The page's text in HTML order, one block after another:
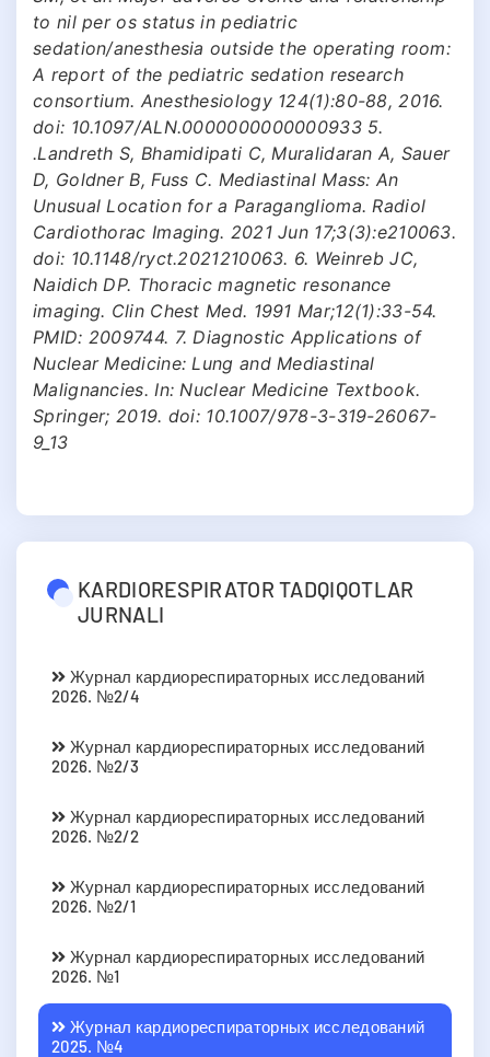
to nil per os status in pediatric
sedation/anesthesia outside the operating room:
A report of the pediatric sedation research
consortium. Anesthesiology 124(1):80-88, 2016.
doi: 10.1097/ALN.0000000000000933 5.
.Landreth S, Bhamidipati C, Muralidaran A, Sauer
D, Goldner B, Fuss C. Mediastinal Mass: An
Unusual Location for a Paraganglioma. Radiol
Cardiothorac Imaging. 2021 Jun 17;3(3):e210063.
doi: 10.1148/ryct.2021210063. 6. Weinreb JC,
Naidich DP. Thoracic magnetic resonance
imaging. Clin Chest Med. 1991 Mar;12(1):33-54.
PMID: 2009744. 7. Diagnostic Applications of
Nuclear Medicine: Lung and Mediastinal
Malignancies. In: Nuclear Medicine Textbook.
Springer; 2019. doi: 10.1007/978-3-319-26067-
9_13
KARDIORESPIRATOR TADQIQOTLAR
JURNALI
Журнал кардиореспираторных исследований
2026. №2/4
Журнал кардиореспираторных исследований
2026. №2/3
Журнал кардиореспираторных исследований
2026. №2/2
Журнал кардиореспираторных исследований
2026. №2/1
Журнал кардиореспираторных исследований
2026. №1
Журнал кардиореспираторных исследований
2025. №4